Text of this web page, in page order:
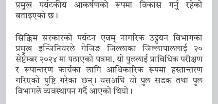
प्रमुख पर्यटकीय आकर्षणको रूपमा विकास गर्नु रहेको
बताइएको छ।
सिक्किम सरकारको पर्यटन एवम् नागरिक उड्डयन विभागका
प्रमुख इन्जिनियरले गेजिङ जिल्लाका जिल्लापाललाई २०
सेप्टेम्बर २०२४ मा पठाएको पत्रमा, यो पुललाई प्राविधिक परीक्षण
र रूपान्तरण कार्यका लागि आधिकारिक रूपमा हस्तान्तरण
गरिएको पुष्टि गरेका छन्। यसअघि यो पुल सडक तथा पुल
विभागले व्यवस्थापन गर्दै आएको थियो।